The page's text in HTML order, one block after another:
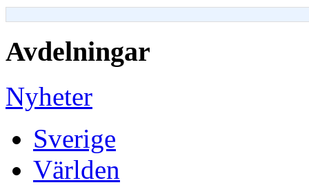
Avdelningar
Nyheter
Sverige
Världen